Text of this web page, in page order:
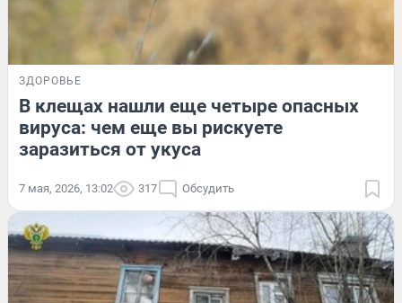
ЗДОРОВЬЕ
В клещах нашли еще четыре опасных
вируса: чем еще вы рискуете
заразиться от укуса
7 мая, 2026, 13:02 317 Обсудить